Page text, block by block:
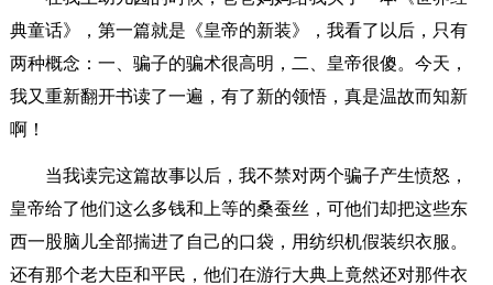
典童话》，第一篇就是《皇帝的新装》，我看了以后，只有
两种概念：一、骗子的骗术很高明，二、皇帝很傻。今天，
我又重新翻开书读了一遍，有了新的领悟，真是温故而知新
啊！
当我读完这篇故事以后，我不禁对两个骗子产生愤怒，
皇帝给了他们这么多钱和上等的桑蚕丝，可他们却把这些东
西一股脑儿全部揣进了自己的口袋，用纺织机假装织衣服。
还有那个老大臣和平民，他们在游行大典上竟然还对那件衣